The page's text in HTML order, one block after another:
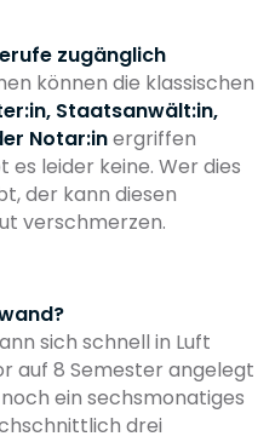
zugänglich
können die klassischen
Staatsanwält:in,
Notar:inergriffen
es leider keine. Wer dies
der kann diesen
verschmerzen.
sich schnell in Luft
auf 8 Semester angelegt
ein sechsmonatiges
drei